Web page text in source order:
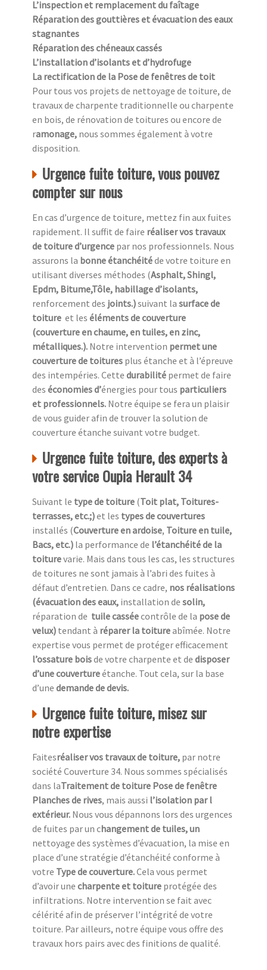
L’inspection et remplacement du faîtage
Réparation des gouttières et évacuation des eaux
stagnantes
Réparation des chéneaux cassés
L’installation d’isolants et d’hydrofuge
La rectification de la Pose de fenêtres de toit
Pour tous vos projets de nettoyage de toiture, de
travaux de charpente traditionnelle ou charpente
en bois, de rénovation de toitures ou encore de
ramonage, nous sommes également à votre
disposition.
Urgence fuite toiture, vous pouvez
compter sur nous
En cas d’urgence de toiture, mettez fin aux fuites
rapidement. Il suffit de faire réaliser vos travaux
de toiture d’urgence par nos professionnels. Nous
assurons la bonne étanchéitéde votre toiture en
utilisant diverses méthodes (Asphalt, Shingl,
Epdm, Bitume,Tôle, habillage d’isolants,
renforcement des joints.)suivant la surface de
toiture et les éléments de couverture
(couverture en chaume, en tuiles, en zinc,
métalliques.). Notre intervention permet une
couverture de toitures plus étanche et à l’épreuve
des intempéries. Cette durabilité permet de faire
des économies d’énergies pour tous particuliers
et professionnels. Notre équipe se fera un plaisir
de vous guider afin de trouver la solution de
couverture étanche suivant votre budget.
Urgence fuite toiture, des experts à
votre service Oupia Herault 34
Suivant le type de toiture (Toit plat, Toitures-
terrasses, etc.;)et les types de couvertures
installés (Couverture en ardoise, Toiture en tuile,
Bacs, etc.) la performance de l’étanchéité de la
toiturevarie. Mais dans tous les cas, les structures
de toitures ne sont jamais à l’abri des fuites à
défaut d’entretien. Dans ce cadre, nos réalisations
(évacuation des eaux, installation de solin,
réparation de tuile casséecontrôle de la pose de
velux) tendant à réparer la toitureabîmée. Notre
expertise vous permet de protéger efficacement
l’ossature boisde votre charpente et de disposer
d’une couvertureétanche. Tout cela, sur la base
d’une demande de devis.
Urgence fuite toiture, misez sur
notre expertise
Faitesréaliser vos travaux de toiture, par notre
société Couverture 34. Nous sommes spécialisés
dans laTraitement de toiture Pose de fenêtre
Planches de rives, mais aussi l’isolation par l
extérieur. Nous vous dépannons lors des urgences
de fuites par un changement de tuiles, un
nettoyage des systèmes d’évacuation, la mise en
place d’une stratégie d’étanchéité conforme à
votre Type de couverture.Cela vous permet
d’avoir une charpente et toiture protégée des
infiltrations. Notre intervention se fait avec
célérité afin de préserver l’intégrité de votre
toiture. Par ailleurs, notre équipe vous offre des
travaux hors pairs avec des finitions de qualité.